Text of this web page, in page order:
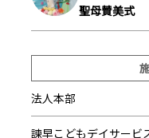
聖母賛美式
法人本部
諫早こどもデイサービ